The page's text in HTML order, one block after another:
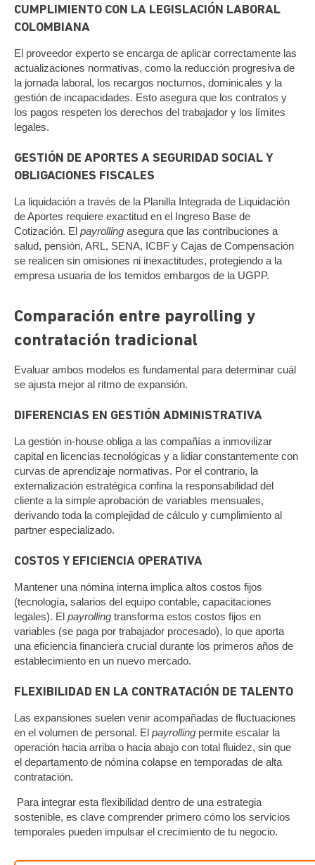
CUMPLIMIENTO CON LA LEGISLACIÓN LABORAL
COLOMBIANA
El proveedor experto se encarga de aplicar correctamente las
actualizaciones normativas, como la reducción progresiva de
la jornada laboral, los recargos nocturnos, dominicales y la
gestión de incapacidades. Esto asegura que los contratos y
los pagos respeten los derechos del trabajador y los límites
legales.
GESTIÓN DE APORTES A SEGURIDAD SOCIAL Y
OBLIGACIONES FISCALES
La liquidación a través de la Planilla Integrada de Liquidación
de Aportes requiere exactitud en el Ingreso Base de
Cotización. El payrolling asegura que las contribuciones a
salud, pensión, ARL, SENA, ICBF y Cajas de Compensación
se realicen sin omisiones ni inexactitudes, protegiendo a la
empresa usuaria de los temidos embargos de la UGPP.
Comparación entre payrolling y
contratación tradicional
Evaluar ambos modelos es fundamental para determinar cuál
se ajusta mejor al ritmo de expansión.
DIFERENCIAS EN GESTIÓN ADMINISTRATIVA
La gestión in-house obliga a las compañías a inmovilizar
capital en licencias tecnológicas y a lidiar constantemente con
curvas de aprendizaje normativas. Por el contrario, la
externalización estratégica confina la responsabilidad del
cliente a la simple aprobación de variables mensuales,
derivando toda la complejidad de cálculo y cumplimiento al
partner especializado.
COSTOS Y EFICIENCIA OPERATIVA
Mantener una nómina interna implica altos costos fijos
(tecnología, salarios del equipo contable, capacitaciones
legales). El payrolling transforma estos costos fijos en
variables (se paga por trabajador procesado), lo que aporta
una eficiencia financiera crucial durante los primeros años de
establecimiento en un nuevo mercado.
FLEXIBILIDAD EN LA CONTRATACIÓN DE TALENTO
Las expansiones suelen venir acompañadas de fluctuaciones
en el volumen de personal. El payrolling permite escalar la
operación hacia arriba o hacia abajo con total fluidez, sin que
el departamento de nómina colapse en temporadas de alta
contratación.
Para integrar esta flexibilidad dentro de una estrategia
sostenible, es clave comprender primero cómo los servicios
temporales pueden impulsar el crecimiento de tu negocio.